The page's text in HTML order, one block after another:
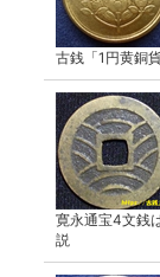
古銭「1円黄銅
寛永通宝4文銭
説